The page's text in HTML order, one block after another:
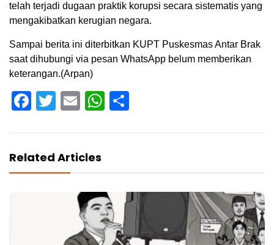
telah terjadi dugaan praktik korupsi secara sistematis yang
mengakibatkan kerugian negara.
Sampai berita ini diterbitkan KUPT Puskesmas Antar Brak
saat dihubungi via pesan WhatsApp belum memberikan
keterangan.(Arpan)
Facebook
Twitter
EmailWhatsApp
Related Articles